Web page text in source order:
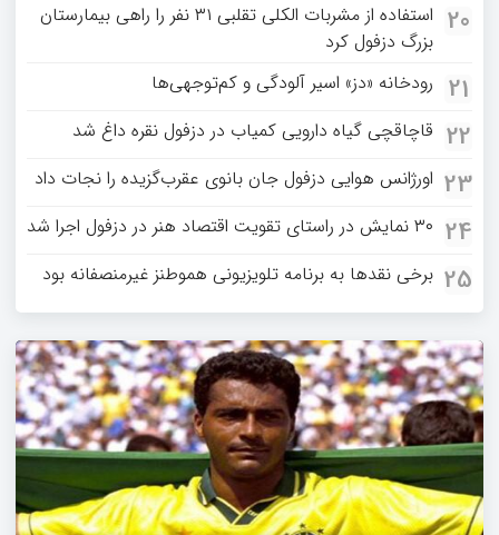
20
استفاده از مشربات الکلی تقلبی ۳۱ نفر را راهی بیمارستان
بزرگ دزفول کرد
21 رودخانه «دز» اسیر آلودگی و کم‌توجهی‌ها
22 قاچاقچی گیاه دارویی کمیاب در دزفول نقره داغ شد
23 اورژانس هوایی دزفول جان بانوی عقرب‌گزیده را نجات داد
24 ۳۰ نمایش در راستای تقویت اقتصاد هنر در دزفول اجرا شد
25 برخی نقدها به برنامه تلویزیونی هموطنز غیرمنصفانه بود